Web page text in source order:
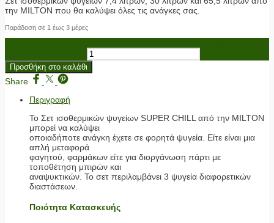
την MILTON που θα καλύψει όλες τις ανάγκες σας.
Παράδοση σε 1 έως 3 μέρες
Προσθήκη στο καλάθι
Share
Περιγραφή
Το Σετ ισοθερμικών ψυγείων SUPER CHILL από την MILTON
μπορεί να καλύψει
οποιαδήποτε ανάγκη έχετε σε φορητά ψυγεία. Είτε είναι μια
απλή μεταφορά
φαγητού, φαρμάκων είτε για διοργάνωση πάρτι με
τοποθέτηση μπιρών και
αναψυκτικών. Το σετ περιλαμβάνει 3 ψυγεία διαφορετικών
διαστάσεων.
Ποιότητα Κατασκευής